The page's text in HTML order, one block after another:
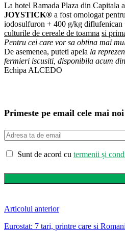
La hotel Ramada Plaza din Capitala
JOYSTICK® a fost omologat pentru
iodosulfuron + 400 g/kg diflufenican
culturile de cereale de toamna si prim
Pentru cei care vor sa obtina mai
De asemenea, puteti apela la
fermieri iscusiti, disponibila acum
Echipa ALCEDO
Primeste pe email cele mai
Sunt de acord cu termenii și
Articolul anterior
Eurostat: 7 tari, printre care si